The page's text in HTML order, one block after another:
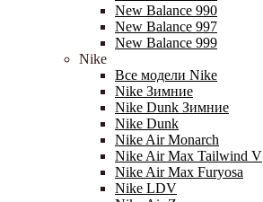
New Balance 990
New Balance 997
New Balance 999
Nike
Все модели Nike
Nike Зимние
Nike Dunk Зимние
Nike Dunk
Nike Air Monarch
Nike Air Max Tailwind V
Nike Air Max Furyosa
Nike LDV